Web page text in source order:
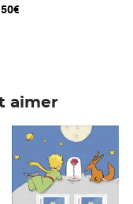
panier
aimer
7,50€